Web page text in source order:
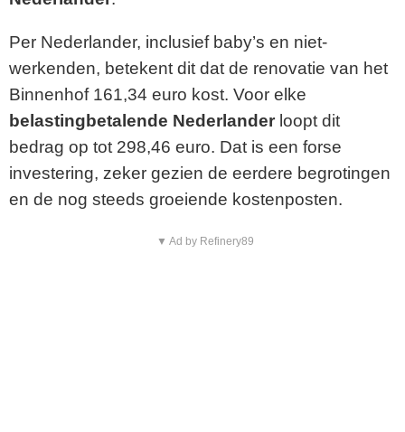
Per Nederlander, inclusief baby’s en niet-
werkenden, betekent dit dat de renovatie van het
Binnenhof 161,34 euro kost. Voor elke
belastingbetalende Nederlander loopt dit
bedrag op tot 298,46 euro. Dat is een forse
investering, zeker gezien de eerdere begrotingen
en de nog steeds groeiende kostenposten.
▼ Ad by Refinery89